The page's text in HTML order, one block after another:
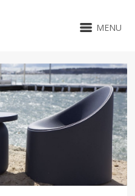
MENU